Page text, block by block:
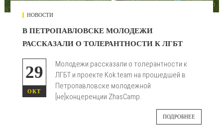
НОВОСТИ
В ПЕТРОПАВЛОВСКЕ МОЛОДЕЖИ
РАССКАЗАЛИ О ТОЛЕРАНТНОСТИ К ЛГБТ
29
ОКТ
Молодежи рассказали о толерантности к
ЛГБТ и проекте Kok.team на прошедшей в
Петропавловске молодежной
[не]концеренции ZhasCamp.
ПОДРОБНЕЕ